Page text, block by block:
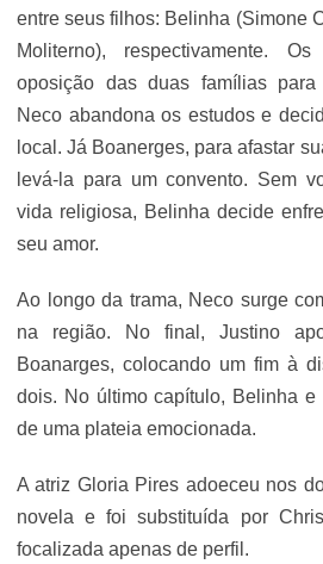
entre seus filhos: Belinha (Simone
Moliterno), respectivamente.
oposição das duas famílias
Neco abandona os estudos e
local. Já Boanerges, para afastar
levá-la para um convento. Sem
vida religiosa, Belinha decide
seu amor.
Ao longo da trama, Neco surge
na região. No final, Justino
Boanarges, colocando um fim à
dois. No último capítulo, Belinha
de uma plateia emocionada.
A atriz Gloria Pires adoeceu nos
novela e foi substituída por
focalizada apenas de perfil.